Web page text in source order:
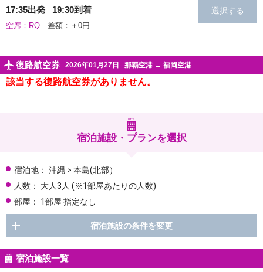
17:35出発 19:30到着
空席：RQ 差額：＋0円
復路航空券 2026年01月27日 那覇空港 → 福岡空港
該当する復路航空券がありません。
宿泊施設・プランを選択
宿泊地： 沖縄 > 本島(北部）
人数：
大人3人 (※1部屋あたりの人数)
部屋：
1部屋 指定なし
宿泊施設の条件を変更
宿泊施設一覧